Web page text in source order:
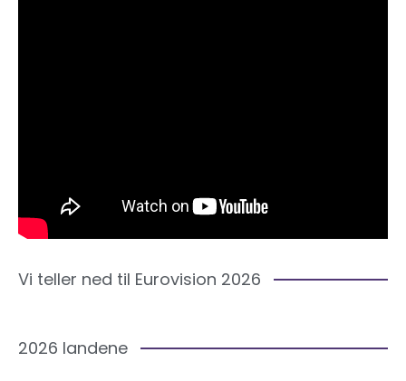
Vi teller ned til Eurovision 2026
2026 landene